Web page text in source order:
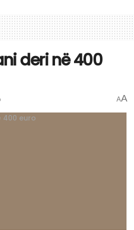
deri në 400
AA